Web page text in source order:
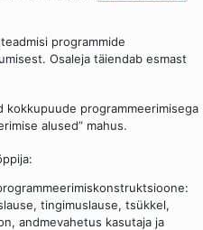
programmide
Osaleja täiendab esmast
kokkupuude programmeerimisega
alused” mahus.
tingimuslause, tsükkel,
andmevahetus kasutaja ja